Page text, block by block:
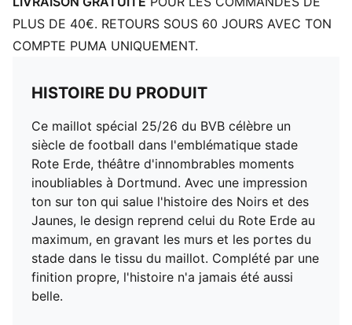
PLUS DE 40€. RETOURS SOUS 60 JOURS AVEC TON
COMPTE PUMA UNIQUEMENT.
HISTOIRE DU PRODUIT
Ce maillot spécial 25/26 du BVB célèbre un
siècle de football dans l'emblématique stade
Rote Erde, théâtre d'innombrables moments
inoubliables à Dortmund. Avec une impression
ton sur ton qui salue l'histoire des Noirs et des
Jaunes, le design reprend celui du Rote Erde au
maximum, en gravant les murs et les portes du
stade dans le tissu du maillot. Complété par une
finition propre, l'histoire n'a jamais été aussi
belle.